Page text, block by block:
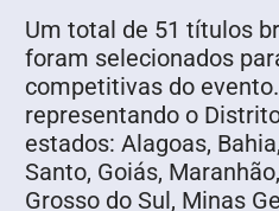
Um total de 51 títulos
foram selecionados
competitivas do
representando o
estados: Alagoas,
Santo, Goiás,
Grosso do Sul, Minas